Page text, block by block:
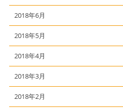
2018年6月
2018年5月
2018年4月
2018年3月
2018年2月